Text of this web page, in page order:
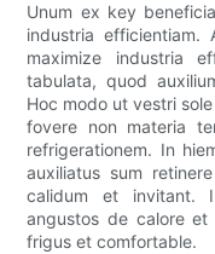
Unum ex key
industria efficientiam.
maximize industria
tabulata, quod
Hoc modo ut vestri
fovere non materia
refrigerationem. In
auxiliatus sum
calidum et invitant.
angustos de calore
frigus et comfortable.